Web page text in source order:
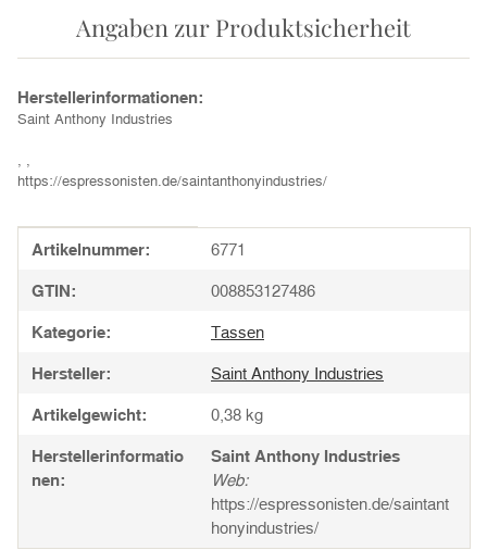
Angaben zur Produktsicherheit
Herstellerinformationen:
Saint Anthony Industries
, ,
https://espressonisten.de/saintanthonyindustries/
Produkteigenschaft
Wert
Artikelnummer: 6771
GTIN: 008853127486
Kategorie: Tassen
Hersteller: Saint Anthony Industries
Artikelgewicht: 0,38 kg
Herstellerinformatio
nen:
Saint Anthony Industries
Web:
https://espressonisten.de/saintant
honyindustries/